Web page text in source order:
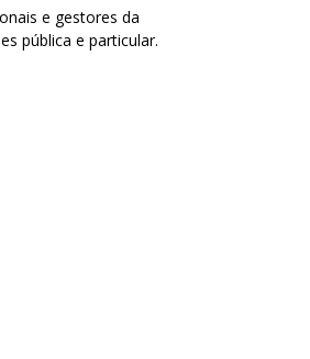
e gestores da
pública e particular.